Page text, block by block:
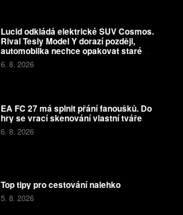
Lucid odkládá elektrické SUV Cosmos.
Rival Tesly Model Y dorazí později,
automobilka nechce opakovat staré
chyby
6. 8. 2026
EA FC 27 má splnit přání fanoušků. Do
hry se vrací skenování vlastní tváře
6. 8. 2026
Top tipy pro cestování nalehko
5. 8. 2026